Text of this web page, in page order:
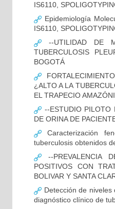
IS6110,
Epidemiología
IS6110,
--UTILIDAD DE
TUBERCULOSIS
BOGOTÁ
¿ALTO A LA
EL TRAPECIO
--ESTUDIO PILOTO
DE ORINA DE
Caracterización
tuberculosis obtenidos
--PREVALENCIA
POSITIVOS CON
BOLIVAR Y SANTA
Detección de
diagnóstico clínico de